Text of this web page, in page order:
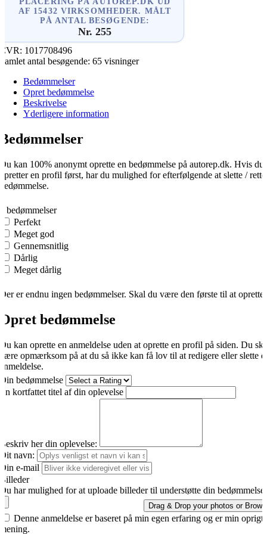
AF 15432 VIRKSOMHEDER. MÅLT
PÅ ANTAL BESØGENDE:
Nr. 255
1017708496
antal besøgende: 65 visninger
Bedømmelser
Opret bedømmelse
Beskrivelse
Yderligere information
kan 100% anonymt oprette en bedømmelse på autorep.dk. Hvis du
en profil først, har du mulighed for efterfølgende at slette /
bedømmelser
Perfekt
Meget god
Gennemsnitlig
Dårlig
Meget dårlig
er endnu ingen bedømmelser. Skal du være den første til at oprette
bedømmelse
kan oprette en anmeldelse uden at oprette en profil på siden. Du
opmærksom på at du så ikke kan få lov til at redigere eller slette
bedømmelse
kortfattet titel af din oplevelse
her din oplevelse:
navn:
e-mail
har mulighed for at uploade billeder til understøtte din bedømmelse.
Drag & Drop your photos or
Denne anmeldelse er baseret på min egen erfaring og er min